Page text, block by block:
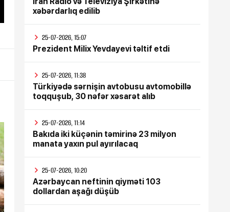
xəbərdarlıq edilib
25-07-2026, 15:07
Prezident Milix Yevdayevi təltif etdi
25-07-2026, 11:38
Türkiyədə sərnişin avtobusu avtomobillə
toqquşub, 30 nəfər xəsarət alıb
25-07-2026, 11:14
Bakıda iki küçənin təmirinə 23 milyon
manata yaxın pul ayırılacaq
25-07-2026, 10:20
Azərbaycan neftinin qiyməti 103
dollardan aşağı düşüb